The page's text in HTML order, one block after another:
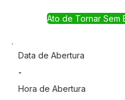
Ato de Tornar Sem
Data de Abertura
-
Hora de Abertura